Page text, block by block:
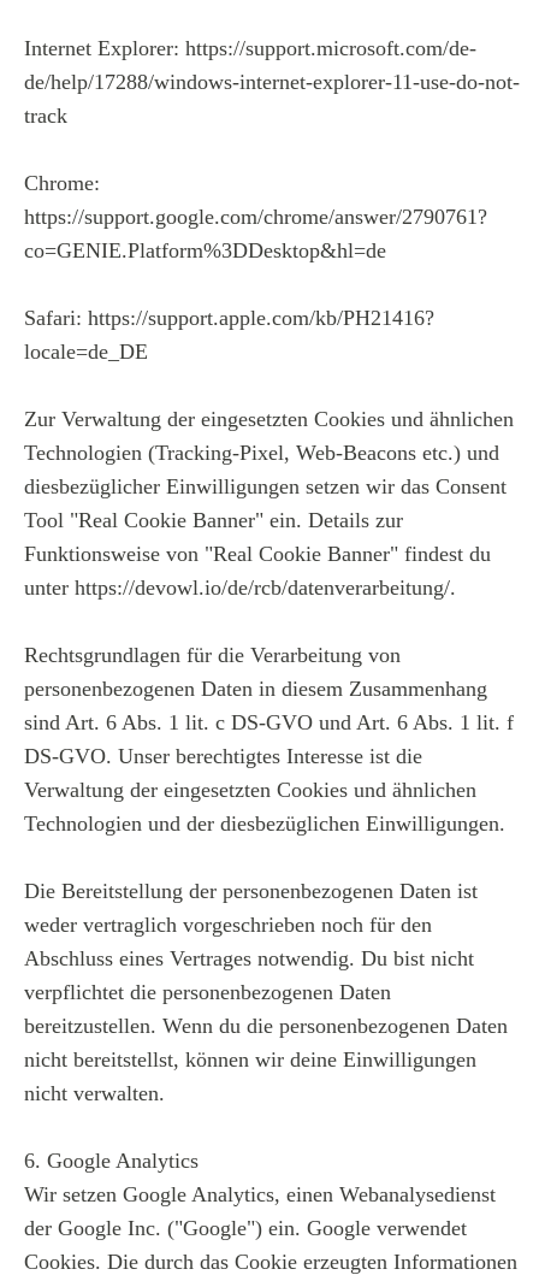
Internet Explorer: https://support.microsoft.com/de-
de/help/17288/windows-internet-explorer-11-use-do-not-
track
Chrome:
https://support.google.com/chrome/answer/2790761?
co=GENIE.Platform%3DDesktop&hl=de
Safari: https://support.apple.com/kb/PH21416?
locale=de_DE
Zur Verwaltung der eingesetzten Cookies und ähnlichen
Technologien (Tracking-Pixel, Web-Beacons etc.) und
diesbezüglicher Einwilligungen setzen wir das Consent
Tool "Real Cookie Banner" ein. Details zur
Funktionsweise von "Real Cookie Banner" findest du
unter https://devowl.io/de/rcb/datenverarbeitung/.
Rechtsgrundlagen für die Verarbeitung von
personenbezogenen Daten in diesem Zusammenhang
sind Art. 6 Abs. 1 lit. c DS-GVO und Art. 6 Abs. 1 lit. f
DS-GVO. Unser berechtigtes Interesse ist die
Verwaltung der eingesetzten Cookies und ähnlichen
Technologien und der diesbezüglichen Einwilligungen.
Die Bereitstellung der personenbezogenen Daten ist
weder vertraglich vorgeschrieben noch für den
Abschluss eines Vertrages notwendig. Du bist nicht
verpflichtet die personenbezogenen Daten
bereitzustellen. Wenn du die personenbezogenen Daten
nicht bereitstellst, können wir deine Einwilligungen
nicht verwalten.
6. Google Analytics
Wir setzen Google Analytics, einen Webanalysedienst
der Google Inc. ("Google") ein. Google verwendet
Cookies. Die durch das Cookie erzeugten Informationen